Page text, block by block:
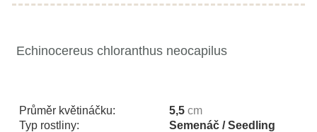
Echinocereus chloranthus neocapilus
Průměr květináčku: 5,5 cm
Typ rostliny:
Semenáč / Seedling